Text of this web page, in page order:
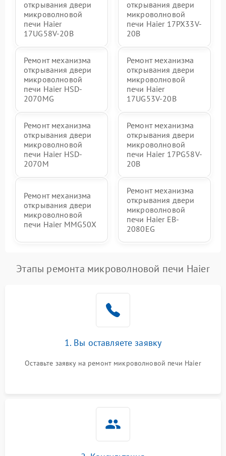
открывания двери
микроволновой
печи Haier
17UG58V-20B
открывания двери
микроволновой
печи Haier 17PX33V-
20B
Ремонт механизма
открывания двери
микроволновой
печи Haier HSD-
2070MG
Ремонт механизма
открывания двери
микроволновой
печи Haier
17UG53V-20B
Ремонт механизма
открывания двери
микроволновой
печи Haier HSD-
2070M
Ремонт механизма
открывания двери
микроволновой
печи Haier 17PG58V-
20B
Ремонт механизма
открывания двери
микроволновой
печи Haier MMG50X
Ремонт механизма
открывания двери
микроволновой
печи Haier EB-
2080EG
Этапы ремонта микроволновой печи Haier
1. Вы оставляете заявку
Оставьте заявку на ремонт микроволновой печи Haier